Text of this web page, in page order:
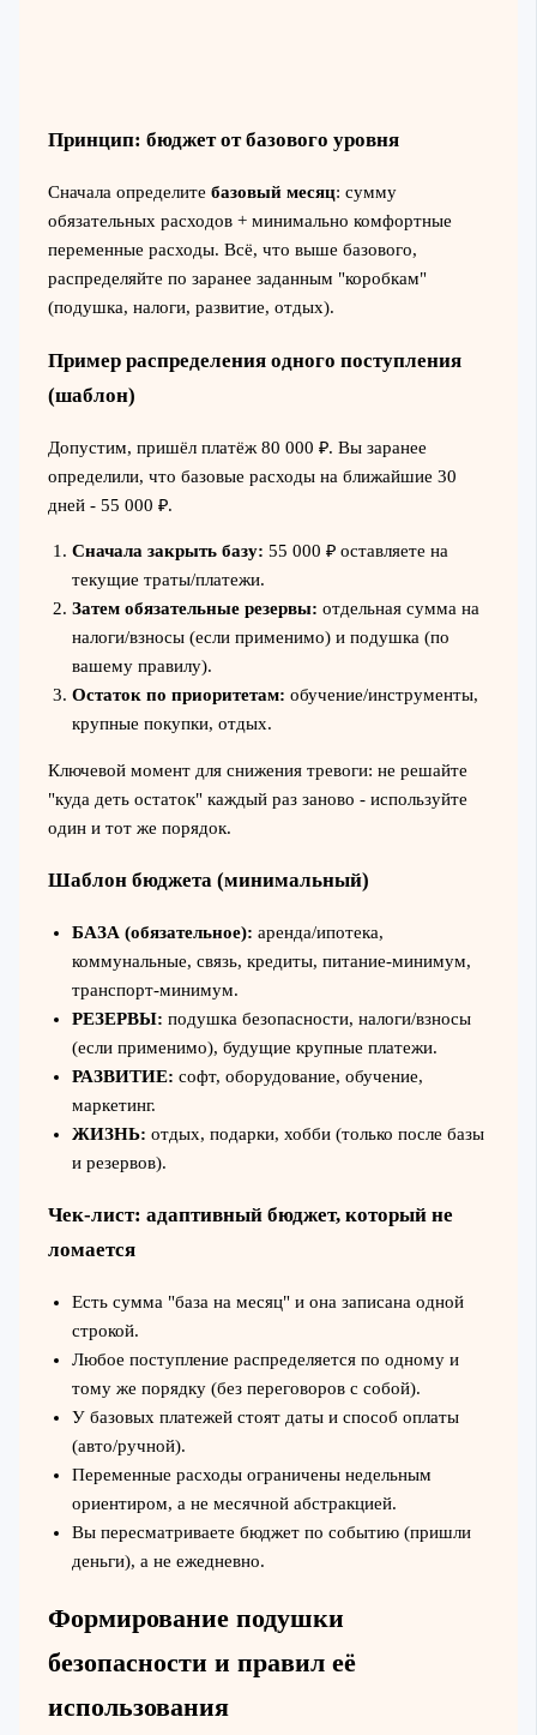
Принцип: бюджет от базового уровня
Сначала определите базовый месяц: сумму
обязательных расходов + минимально комфортные
переменные расходы. Всё, что выше базового,
распределяйте по заранее заданным "коробкам"
(подушка, налоги, развитие, отдых).
Пример распределения одного поступления
(шаблон)
Допустим, пришёл платёж 80 000 ₽. Вы заранее
определили, что базовые расходы на ближайшие 30
дней - 55 000 ₽.
Сначала закрыть базу: 55 000 ₽ оставляете на
текущие траты/платежи.
Затем обязательные резервы: отдельная сумма на
налоги/взносы (если применимо) и подушка (по
вашему правилу).
Остаток по приоритетам: обучение/инструменты,
крупные покупки, отдых.
Ключевой момент для снижения тревоги: не решайте
"куда деть остаток" каждый раз заново - используйте
один и тот же порядок.
Шаблон бюджета (минимальный)
БАЗА (обязательное): аренда/ипотека,
коммунальные, связь, кредиты, питание-минимум,
транспорт-минимум.
РЕЗЕРВЫ: подушка безопасности, налоги/взносы
(если применимо), будущие крупные платежи.
РАЗВИТИЕ: софт, оборудование, обучение,
маркетинг.
ЖИЗНЬ: отдых, подарки, хобби (только после базы
и резервов).
Чек-лист: адаптивный бюджет, который не
ломается
Есть сумма "база на месяц" и она записана одной
строкой.
Любое поступление распределяется по одному и
тому же порядку (без переговоров с собой).
У базовых платежей стоят даты и способ оплаты
(авто/ручной).
Переменные расходы ограничены недельным
ориентиром, а не месячной абстракцией.
Вы пересматриваете бюджет по событию (пришли
деньги), а не ежедневно.
Формирование подушки
безопасности и правил её
использования